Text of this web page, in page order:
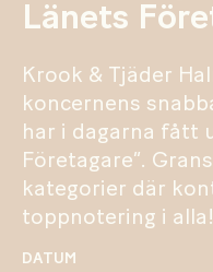
Länets
DATUM
Krook & Tjäder
koncernens
har i dagarna fått
Företagare”.
kategorier där
toppnotering i alla!